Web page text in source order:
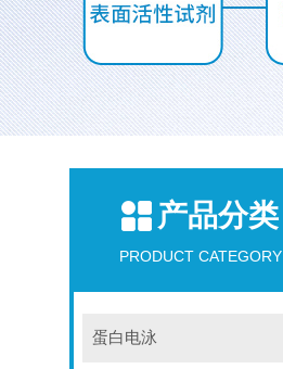
产品分类
PRODUCT CATEGORY
蛋白电泳